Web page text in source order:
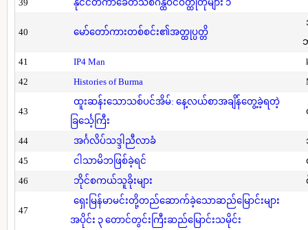
39
နိုင်ငံတကာခေတ်သစ်ဂန္ထဝင်ဝတ္ထုတိုများ ၁
40 မော်တော်ကားတစ်စင်း၏အတ္ထုပ္ပတ္တိ
41
IP4 Man
42
Histories of Burma
43
ထူးဆန်းသောသစ်ပင်အိမ်: နေ့လယ်စာအချိန်တွေ့ခဲ့ရတဲ့
ခြင်္သေ့ကြီး
44 အင်္ဂလိပ်သဒ္ဒါညီလာခံ
45
ငါသာမိဘဖြစ်ခဲ့ရင်
46
ဘိုင်စကယ်သူခိုးများ
47
ရှေးမြန်မာမင်းတို့တည်ဆောက်ခဲ့သောဆည်မြောင်းများ
အပိုင်း ၃ တောင်တွင်းကြီးဆည်မြောင်းသမိုင်း